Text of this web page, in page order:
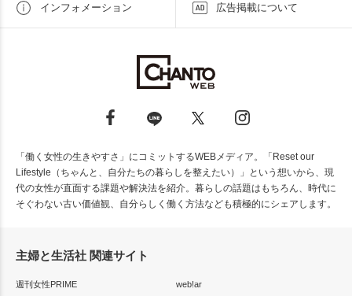
インフォメーション 広告掲載について
「働く女性の生きやすさ」にコミットするWEBメディア。「Reset our
Lifestyle（ちゃんと、自分たちの暮らしを整えたい）」という想いから、現
代の女性が直面する課題や解決法を紹介。暮らしの話題はもちろん、時代に
そぐわない古い価値観、自分らしく働く方法なども積極的にシェアします。
主婦と生活社 関連サイト
週刊女性PRIME
web!ar